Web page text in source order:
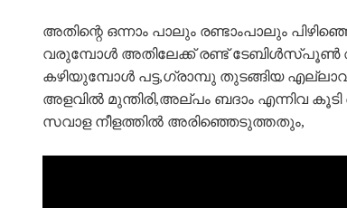
അതിന്റെ ഒന്നാം പാലും രണ്ടാംപാലും
വരുമ്പോൾ അതിലേക്ക് രണ്ട് ടേബിൾസ്പൂൺ
കഴിയുമ്പോൾ പട്ട,ഗ്രാമ്പു തുടങ്ങിയ
അളവിൽ മുന്തിരി,അല്പം ബദാം എന്നിവ
സവാള നീളത്തിൽ അരിഞ്ഞെടുത്തതും,